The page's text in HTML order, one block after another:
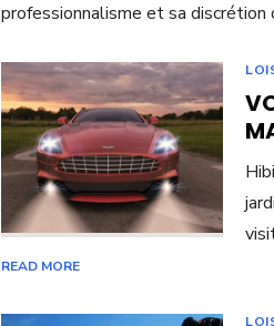
professionnalisme et sa
READ MORE